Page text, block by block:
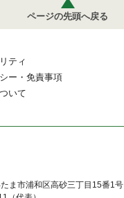
ページの先頭へ戻る
ティ
ー・免責事項
いて
ま市浦和区高砂三丁目15番1号